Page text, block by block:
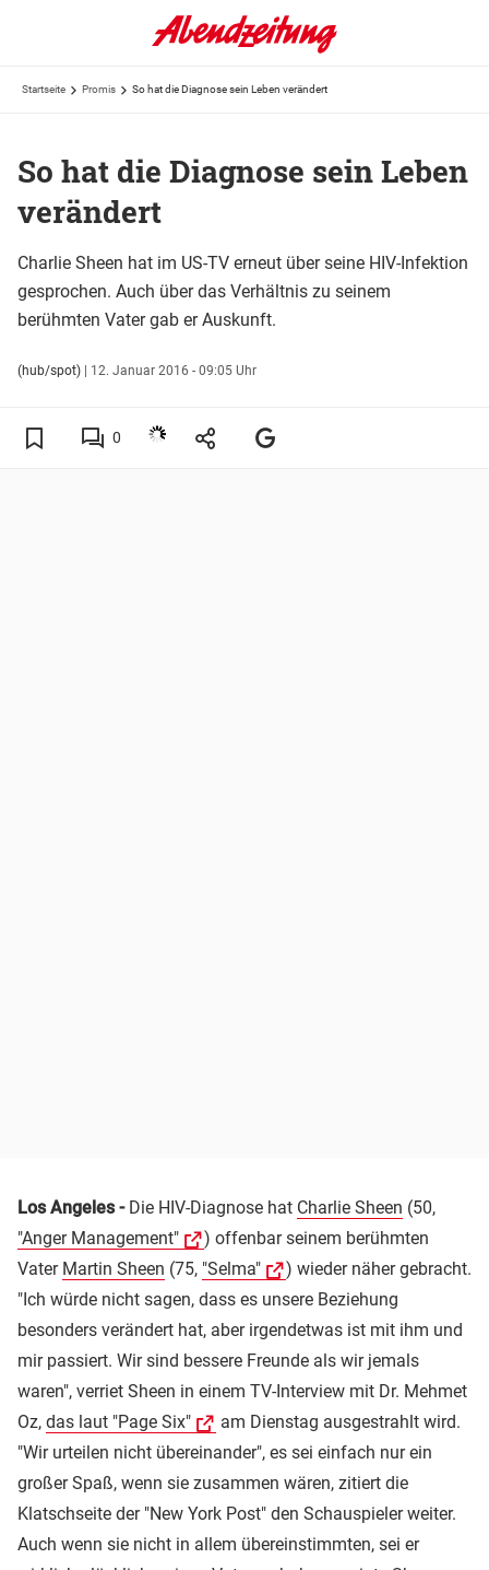
Startseite Promis So hat die Diagnose sein Leben verändert
So hat die Diagnose sein Leben
verändert
Charlie Sheen hat im US-TV erneut über seine HIV-Infektion
gesprochen. Auch über das Verhältnis zu seinem
berühmten Vater gab er Auskunft.
(hub/spot) | 12. Januar 2016 - 09:05 Uhr
0
Los Angeles -Die HIV-Diagnose hat Charlie Sheen (50,
"Anger Management"
) offenbar seinem berühmten
Vater Martin Sheen (75, "Selma"
) wieder näher gebracht.
"Ich würde nicht sagen, dass es unsere Beziehung
besonders verändert hat, aber irgendetwas ist mit ihm und
mir passiert. Wir sind bessere Freunde als wir jemals
waren", verriet Sheen in einem TV-Interview mit Dr. Mehmet
Oz, das laut "Page Six"
am Dienstag ausgestrahlt wird.
"Wir urteilen nicht übereinander", es sei einfach nur ein
großer Spaß, wenn sie zusammen wären, zitiert die
Klatschseite der "New York Post" den Schauspieler weiter.
Auch wenn sie nicht in allem übereinstimmten, sei er